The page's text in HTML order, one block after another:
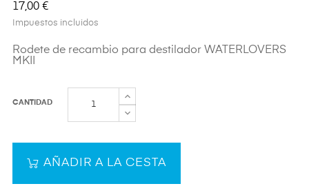
17,00 €
Impuestos incluidos
Rodete de recambio para destilador WATERLOVERS
MKII
CANTIDAD
AÑADIR A LA CESTA